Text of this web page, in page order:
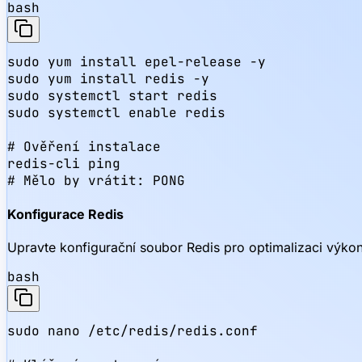
bash
sudo yum install epel-release -y
sudo yum install redis -y
sudo systemctl start redis
sudo systemctl enable redis
# Ověření instalace
redis-cli ping
# Mělo by vrátit: PONG
Konfigurace Redis
Upravte konfigurační soubor Redis pro optimalizaci
bash
sudo nano /etc/redis/redis.conf